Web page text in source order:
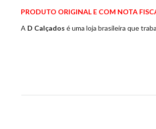
PRODUTO ORIGINAL E COM NOTA
A D Calçados é uma loja brasileira que